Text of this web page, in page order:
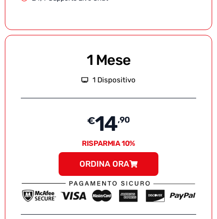
1 Mese
1 Dispositivo
€14,90
RISPARMIA 10%
ORDINA ORA